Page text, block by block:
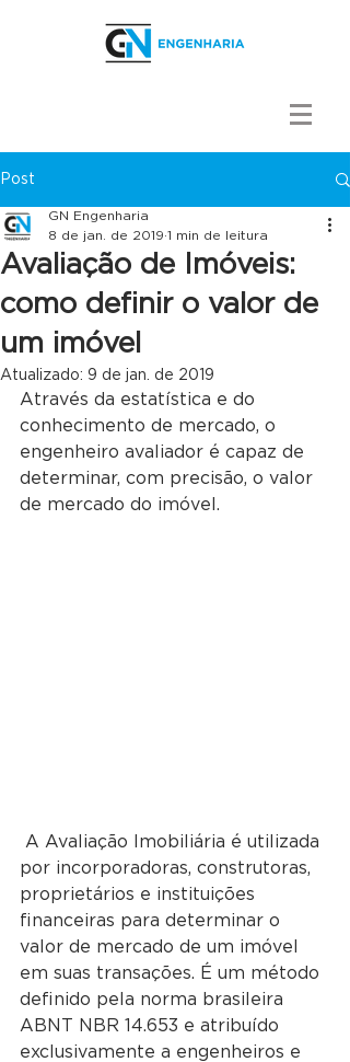
Post
Avaliação de Imóveis:
como definir o valor de
um imóvel
GN Engenharia
8 de jan. de 2019 1 min de leitura
Atualizado: 9 de jan. de 2019
Através da estatística e do
conhecimento de mercado, o
engenheiro avaliador é capaz de
determinar, com precisão, o valor
de mercado do imóvel.
por incorporadoras, construtoras,
proprietários e instituições
financeiras para determinar o
valor de mercado de um imóvel
em suas transações. É um método
definido pela norma brasileira
ABNT NBR 14.653 e atribuído
exclusivamente a engenheiros e